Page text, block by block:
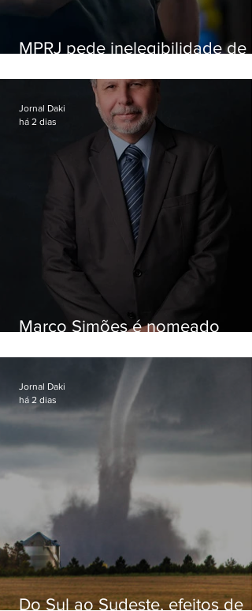
MPRJ pede inelegibilidade de
Marco Simões é nomeado
Jornal Daki
há 2 dias
Do Sul ao Sudeste, efeitos de
Jornal Daki
há 2 dias